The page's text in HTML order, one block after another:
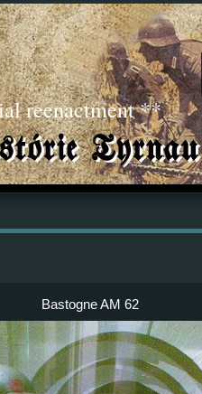
reenactment **
Bastogne AM 62